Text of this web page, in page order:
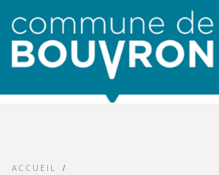
ACCUEIL /